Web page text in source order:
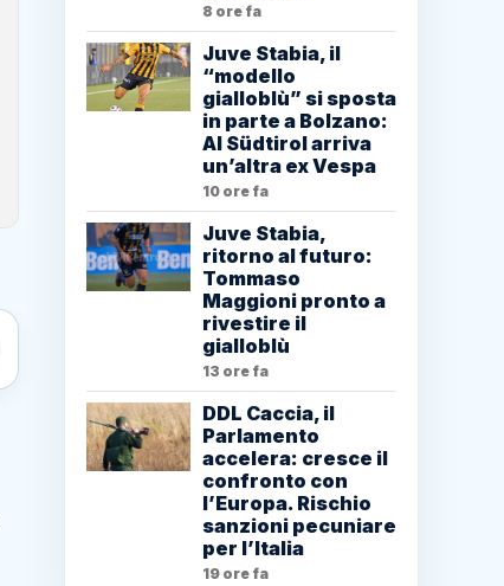
8 ore fa
Juve Stabia, il
“modello
gialloblù” si sposta
in parte a Bolzano:
Al Südtirol arriva
un’altra ex Vespa
10 ore fa
Juve Stabia,
ritorno al futuro:
Tommaso
Maggioni pronto a
rivestire il
gialloblù
13 ore fa
DDL Caccia, il
Parlamento
accelera: cresce il
confronto con
l’Europa. Rischio
sanzioni pecuniare
per l’Italia
19 ore fa